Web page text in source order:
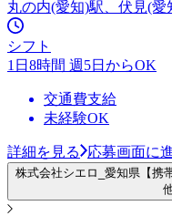
丸の内(愛知)駅、伏見(愛
シフト
1日8時間 週5日からOK
交通費支給
未経験OK
詳細を見る 応募画面に
株式会社シエロ_愛知県【携